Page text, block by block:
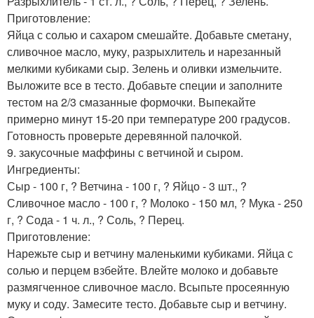
Приготовление:
Яйца с солью и сахаром смешайте. Добавьте сметану,
сливочное масло, муку, разрыхлитель и нарезанный
мелкими кубиками сыр. Зелень и оливки измельчите.
Выложите все в тесто. Добавьте специи и заполните
тестом на 2/3 смазанные формочки. Выпекайте
примерно минут 15-20 при температуре 200 градусов.
Готовность проверьте деревянной палочкой.
9. закусочные маффины с ветчиной и сыром.
Ингредиенты:
Сыр - 100 г, ? Ветчина - 100 г, ? Яйцо - 3 шт., ?
Сливочное масло - 100 г, ? Молоко - 150 мл, ? Мука - 250
г, ? Сода - 1 ч. л., ? Соль, ? Перец.
Приготовление:
Нарежьте сыр и ветчину маленькими кубиками. Яйца с
солью и перцем взбейте. Влейте молоко и добавьте
размягченное сливочное масло. Всыпьте просеянную
муку и соду. Замесите тесто. Добавьте сыр и ветчину.